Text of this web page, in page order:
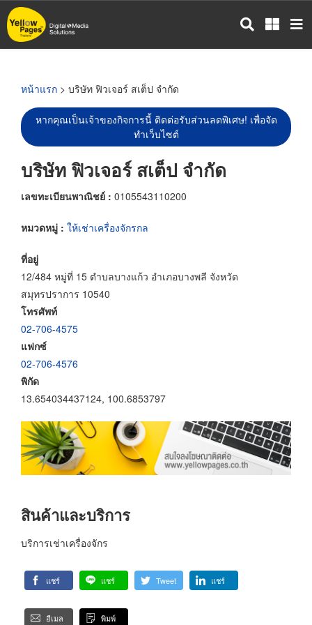
ข้าม
ไป
หน้าแรก > บริษัท ฟิวเจอร์ สเต็ป จำกัด
หากคุณเป็นเจ้าของกิจการนี้ ติดต่อรับส่วนลดพิเศษ! เพื่อจัด
ทำเว็บไซต์
บริษัท ฟิวเจอร์ สเต็ป จำกัด
เลขทะเบียนพาณิชย์ : 0105543110200
หมวดหมู่ : ให้เช่าเครื่องจักรกล
ที่อยู่
12/484 หมู่ที่ 15 ตำบลบางแก้ว อำเภอบางพลี จังหวัด
สมุทรปราการ 10540
โทรศัพท์
02-706-4575
แฟกซ์
02-706-4576
พิกัด
13.654034437124, 100.6853797
สินค้าและบริการ
บริการเช่าเครื่องจักร
แชร์ แชร์ Tweet แชร์
อีเมล พิมพ์